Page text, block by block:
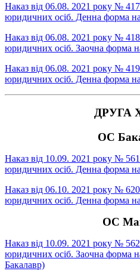
Наказ від 06.08. 2021 року №
юридичних осіб. Денна форма
Наказ від 06.08. 2021 року №
юридичних осіб. Заочна форма
Наказ від 06.08. 2021 року №
юридичних осіб. Денна форма
ДРУГА
ОC
Наказ від 10.09. 2021 року №
юридичних осіб. Денна форма
Наказ від 06.10. 2021 року №
юридичних осіб. Денна форма
ОС
Наказ від 10.09. 2021 року №
юридичних осіб. Заочна форма
Бакалавр)